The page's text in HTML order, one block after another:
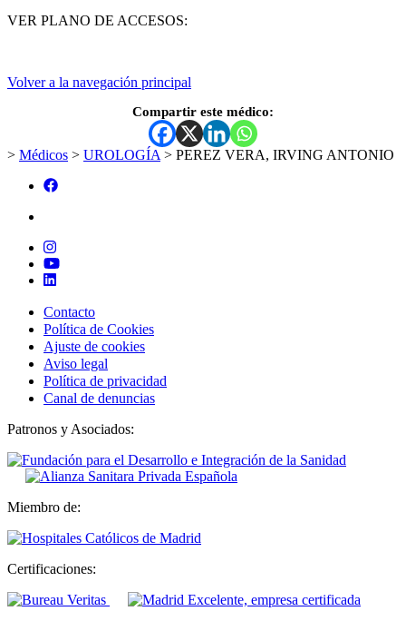
VER PLANO DE ACCESOS:
Volver a la navegación principal
Compartir este médico:
> Médicos > UROLOGÍA > PEREZ VERA, IRVING ANTONIO
Contacto
Política de Cookies
Ajuste de cookies
Aviso legal
Política de privacidad
Canal de denuncias
Patronos y Asociados:
Miembro de:
Certificaciones: